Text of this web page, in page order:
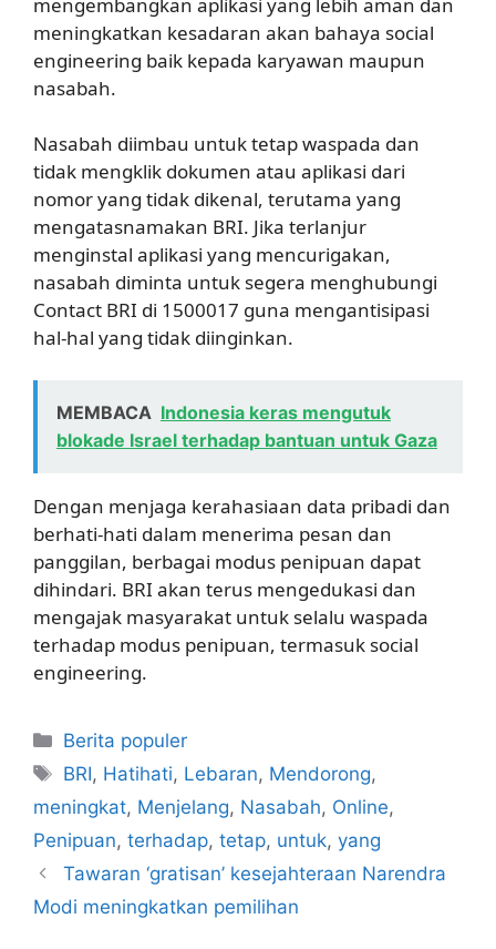
meningkatkan kesadaran akan bahaya social
engineering baik kepada karyawan maupun
nasabah.
Nasabah diimbau untuk tetap waspada dan
tidak mengklik dokumen atau aplikasi dari
nomor yang tidak dikenal, terutama yang
mengatasnamakan BRI. Jika terlanjur
menginstal aplikasi yang mencurigakan,
nasabah diminta untuk segera menghubungi
Contact BRI di 1500017 guna mengantisipasi
hal-hal yang tidak diinginkan.
MEMBACA Indonesia keras mengutuk
blokade Israel terhadap bantuan untuk Gaza
Dengan menjaga kerahasiaan data pribadi dan
berhati-hati dalam menerima pesan dan
panggilan, berbagai modus penipuan dapat
dihindari. BRI akan terus mengedukasi dan
mengajak masyarakat untuk selalu waspada
terhadap modus penipuan, termasuk social
engineering.
Kategori
Berita populer
Tag
BRI, Hatihati, Lebaran, Mendorong,
meningkat, Menjelang, Nasabah, Online,
Penipuan, terhadap, tetap, untuk, yang
Tawaran ‘gratisan’ kesejahteraan Narendra
Modi meningkatkan pemilihan